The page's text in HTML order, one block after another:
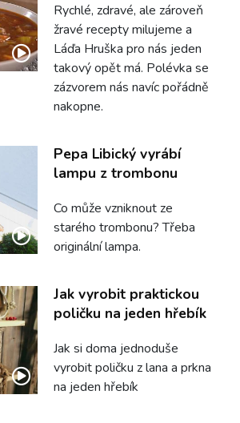
Rychlé, zdravé, ale zároveň
žravé recepty milujeme a
Láďa Hruška pro nás jeden
takový opět má. Polévka se
zázvorem nás navíc pořádně
nakopne.
Pepa Libický vyrábí
lampu z trombonu
Co může vzniknout ze
starého trombonu? Třeba
originální lampa.
Jak vyrobit praktickou
poličku na jeden hřebík
Jak si doma jednoduše
vyrobit poličku z lana a prkna
na jeden hřebík